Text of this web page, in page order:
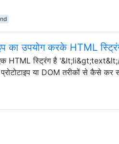
का उपयोग करके HTML
एक HTML स्ट्रिंग है
या DOM तरीकों से कैसे